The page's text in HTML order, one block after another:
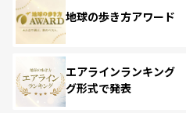
地球の歩き方アワード
エアラインランキング
グ形式で発表